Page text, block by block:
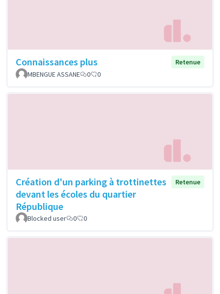
Connaissances plus
Retenue
MBENGUE ASSANE
0 0
Création d'un parking à trottinettes
devant les écoles du quartier
République
Retenue
Blocked user 0 0